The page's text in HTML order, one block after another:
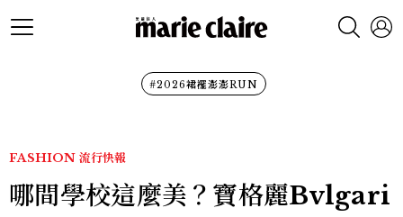
#2026裙襬澎澎RUN
FASHION 流行快報
哪間學校這麼美？寶格麗Bvlgari